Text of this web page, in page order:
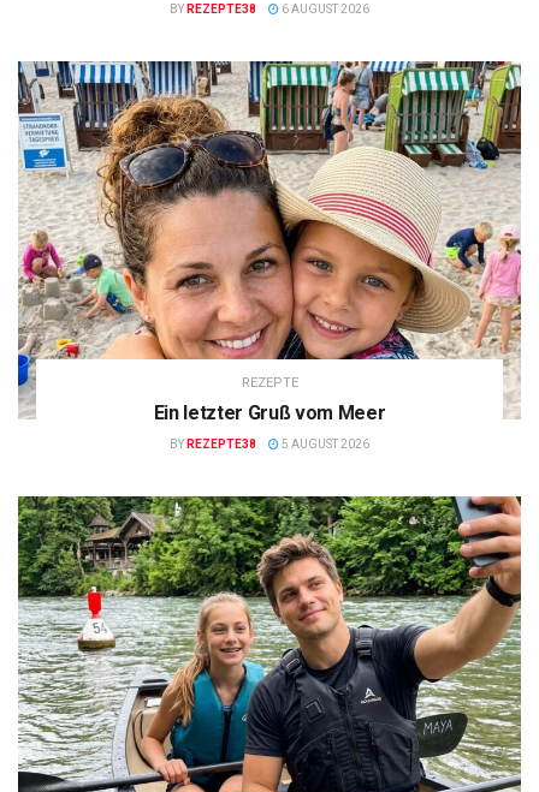
BY REZEPTE38 6 AUGUST 2026
REZEPTE
Ein letzter Gruß vom Meer
BY REZEPTE38 5 AUGUST 2026